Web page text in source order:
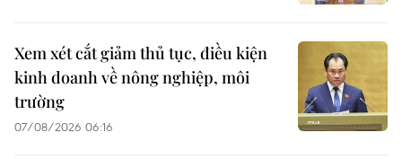
Xem xét cắt giảm thủ tục, điều kiện
kinh doanh về nông nghiệp, môi
trường
07/08/2026 06:16